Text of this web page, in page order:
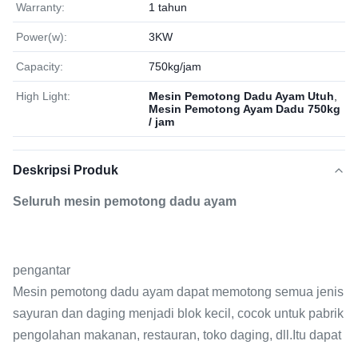
Warranty: 1 tahun
Power(w): 3KW
Capacity: 750kg/jam
High Light: Mesin Pemotong Dadu Ayam Utuh
Mesin Pemotong Ayam Dadu 750kg
/ jam
Deskripsi Produk
Seluruh mesin pemotong dadu ayam
pengantar
Mesin pemotong dadu ayam dapat memotong semua jenis
sayuran dan daging menjadi blok kecil, cocok untuk pabrik
pengolahan makanan, restauran, toko daging, dll.Itu dapat